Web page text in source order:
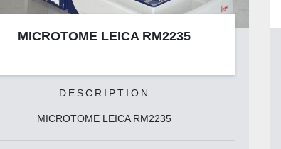
MICROTOME REICHERT ULTRACUT S
DESCRIPTION
• L'ultramicrotome Reichert/Leica UltraCut S est conçu